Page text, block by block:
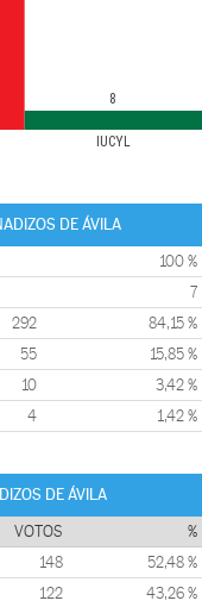
IUCYL
8
DE ÁVILA
100 %
7
292 84,15 %
55 15,85 %
10 3,42 %
4 1,42 %
DE ÁVILA
VOTOS %
148 52,48 %
122 43,26 %